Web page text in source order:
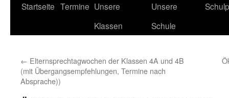
Startseite Termine Unsere
Klassen
Unsere
Schule
← Elternsprechtagwochen der Klassen 4A und 4B
(mit Übergangsempfehlungen, Termine nach
Absprache))